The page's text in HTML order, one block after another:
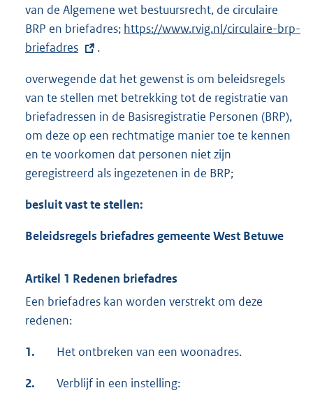
van de Algemene wet bestuursrecht, de circulaire
BRP en briefadres; E
e
r
n
e
l
i
n
:
https://www.rvig.nl/circulaire-brp-
briefadres
.
overwegende dat het gewenst is om beleidsregels
van te stellen met betrekking tot de registratie van
briefadressen in de Basisregistratie Personen (BRP),
om deze op een rechtmatige manier toe te kennen
en te voorkomen dat personen niet zijn
geregistreerd als ingezetenen in de BRP;
besluit vast te stellen:
Beleidsregels briefadres gemeente West Betuwe
Artikel 1 Redenen briefadres
Een briefadres kan worden verstrekt om deze
redenen:
1. Het ontbreken van een woonadres.
2. Verblijf in een instelling: